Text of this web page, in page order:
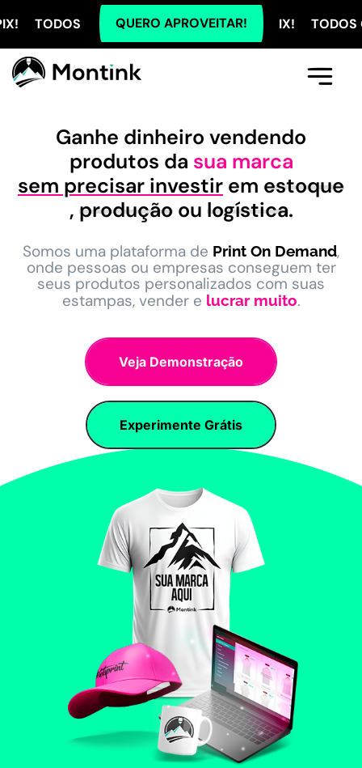
QUERO APROVEITAR!
OS PLANOS COM 5% OFF NO PIX! TODOS OS
Ganhe dinheiro vendendo
produtos da sua marca
sem precisar investir em estoque
, produçãoou logística.
Somos uma plataforma de Print On Demand,
onde pessoas ou empresas conseguem ter
seus produtos personalizados com suas
estampas, vender e lucrar muito.
Veja Demonstração
Experimente Grátis